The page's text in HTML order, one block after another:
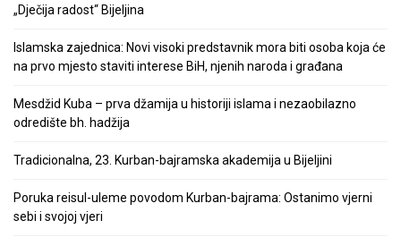
„Dječija radost“ Bijeljina
Islamska zajednica: Novi visoki predstavnik mora biti osoba koja će
na prvo mjesto staviti interese BiH, njenih naroda i građana
Mesdžid Kuba – prva džamija u historiji islama i nezaobilazno
odredište bh. hadžija
Tradicionalna, 23. Kurban-bajramska akademija u Bijeljini
Poruka reisul-uleme povodom Kurban-bajrama: Ostanimo vjerni
sebi i svojoj vjeri